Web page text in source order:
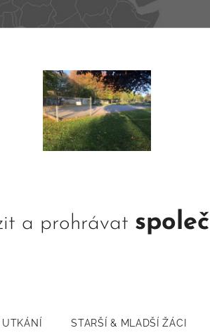
a prohrávat
UTKÁNÍ STARŠÍ & MLADŠÍ ŽÁCI